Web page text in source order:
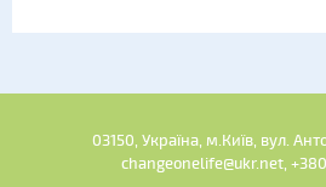
03150, Україна, м.Київ, вул.
changeonelife@ukr.net,